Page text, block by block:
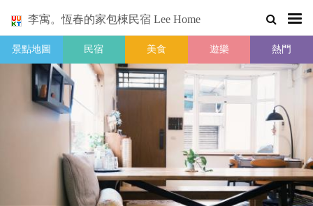
李寓。恆春的家包棟民宿 Lee Home
景點地圖 民宿 美食 遊樂 熱門